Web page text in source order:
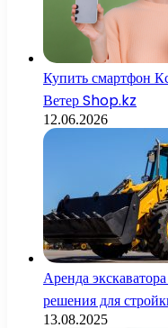
Купить смартфон
Ветер Shop.kz
12.06.2026
Аренда
решения для
13.08.2025